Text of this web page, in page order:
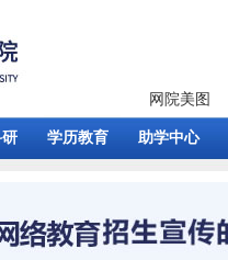
网院美图
学历教育 助学中心